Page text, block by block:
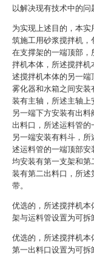
以解决现有技术中的问
为实现上述目的，本
筑施工用砂浆搅拌机，
在支撑架的一端顶部
拌机本体，所述搅拌
述搅拌机本体的另一端
雾化器和水箱之间安
装有主轴，所述主轴上
另一端下方安装有出
出料口，所述运料管的
另一端安装有料斗，
述运料管的一端顶部
均安装有第一支架和
装有第二出料口，所述
带。
优选的，所述搅拌机本
架与运料管设置为可拆
优选的，所述搅拌机
第一出料口设置为可拆